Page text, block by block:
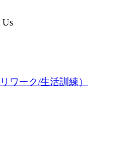
Us
ワーク/生活訓練）